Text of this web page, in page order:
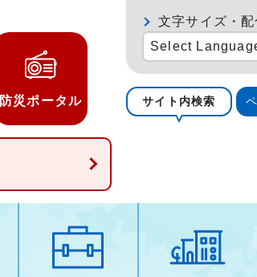
防災ポータル
文字サイズ・
Select
サイト内検索